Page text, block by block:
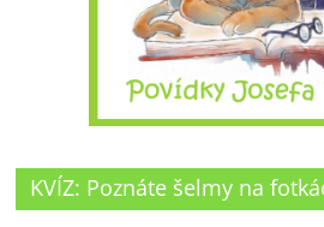
KVÍZ: Poznáte šelmy na